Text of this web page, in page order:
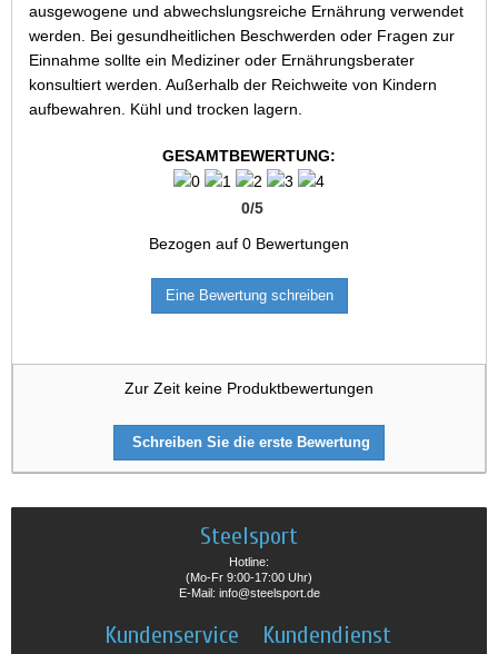
ausgewogene und abwechslungsreiche Ernährung verwendet
werden. Bei gesundheitlichen Beschwerden oder Fragen zur
Einnahme sollte ein Mediziner oder Ernährungsberater
konsultiert werden. Außerhalb der Reichweite von Kindern
aufbewahren. Kühl und trocken lagern.
GESAMTBEWERTUNG:
0/5
Bezogen auf 0 Bewertungen
Eine Bewertung schreiben
Zur Zeit keine Produktbewertungen
Schreiben Sie die erste Bewertung
Steelsport
Hotline:
(Mo-Fr 9:00-17:00 Uhr)
E-Mail: info@steelsport.de
Kundenservice Kundendienst